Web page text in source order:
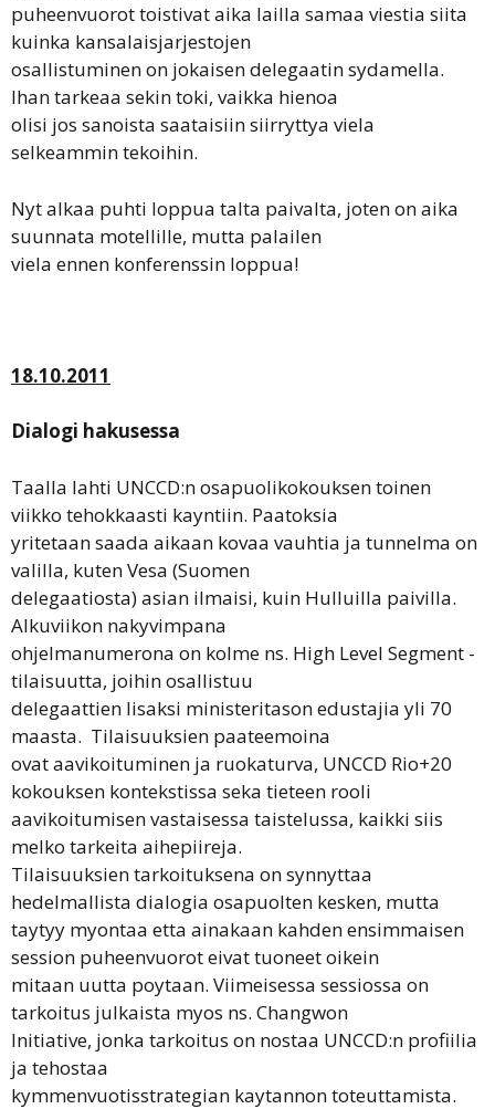
puheenvuorot toistivat aika lailla samaa viestia siita
kuinka kansalaisjarjestojen
osallistuminen on jokaisen delegaatin sydamella.
Ihan tarkeaa sekin toki, vaikka hienoa
olisi jos sanoista saataisiin siirryttya viela
selkeammin tekoihin.
Nyt alkaa puhti loppua talta paivalta, joten on aika
suunnata motellille, mutta palailen
viela ennen konferenssin loppua!
18.10.2011
Dialogi hakusessa
Taalla lahti UNCCD:n osapuolikokouksen toinen
viikko tehokkaasti kayntiin. Paatoksia
yritetaan saada aikaan kovaa vauhtia ja tunnelma on
valilla, kuten Vesa (Suomen
delegaatiosta) asian ilmaisi, kuin Hulluilla paivilla.
Alkuviikon nakyvimpana
ohjelmanumerona on kolme ns. High Level Segment -
tilaisuutta, joihin osallistuu
delegaattien lisaksi ministeritason edustajia yli 70
maasta. Tilaisuuksien paateemoina
ovat aavikoituminen ja ruokaturva, UNCCD Rio+20
kokouksen kontekstissa seka tieteen rooli
aavikoitumisen vastaisessa taistelussa, kaikki siis
melko tarkeita aihepiireja.
Tilaisuuksien tarkoituksena on synnyttaa
hedelmallista dialogia osapuolten kesken, mutta
taytyy myontaa etta ainakaan kahden ensimmaisen
session puheenvuorot eivat tuoneet oikein
mitaan uutta poytaan. Viimeisessa sessiossa on
tarkoitus julkaista myos ns. Changwon
Initiative, jonka tarkoitus on nostaa UNCCD:n profiilia
ja tehostaa
kymmenvuotisstrategian kaytannon toteuttamista.